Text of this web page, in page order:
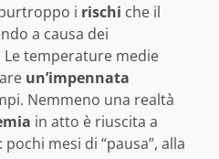
i rischi che il
a causa dei
Le temperature medie
un’impennata
Nemmeno una realtà
in atto è riuscita a
mesi di “pausa”, alla